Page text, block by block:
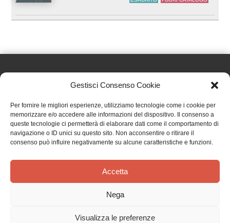
Gestisci Consenso Cookie
Per fornire le migliori esperienze, utilizziamo tecnologie come i cookie per
memorizzare e/o accedere alle informazioni del dispositivo. Il consenso a
queste tecnologie ci permetterà di elaborare dati come il comportamento di
navigazione o ID unici su questo sito. Non acconsentire o ritirare il
consenso può influire negativamente su alcune caratteristiche e funzioni.
Accetta
Nega
Visualizza le preferenze
Effatà Editrice di Pellegrino Paolo SAS
C.F. e P.IVA 09655250018
Via Tre Denti, 1 - 10060 Cantalupa (TO)
Telefono: (+39) 0121 353452 - Fax: (+39) 0121 353839
TERMINI E CONDIZIONI